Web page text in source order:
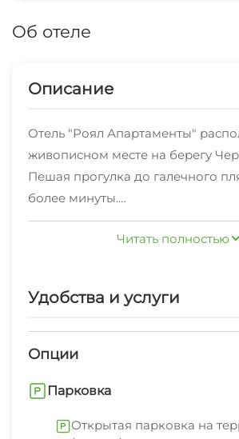
Об отеле
Описание
Отель "Роял Апартаменты"
живописном месте на берегу
Пешая прогулка до галечного
более минуты.
За дополнительную плату на
можно разместить свой
общественного транспорта.
радостью предоставят Вам
В числе удобств: детская
Гостям предоставляется
Читать полностью
Удобства и услуги
Опции
Парковка
Открытая парковка на